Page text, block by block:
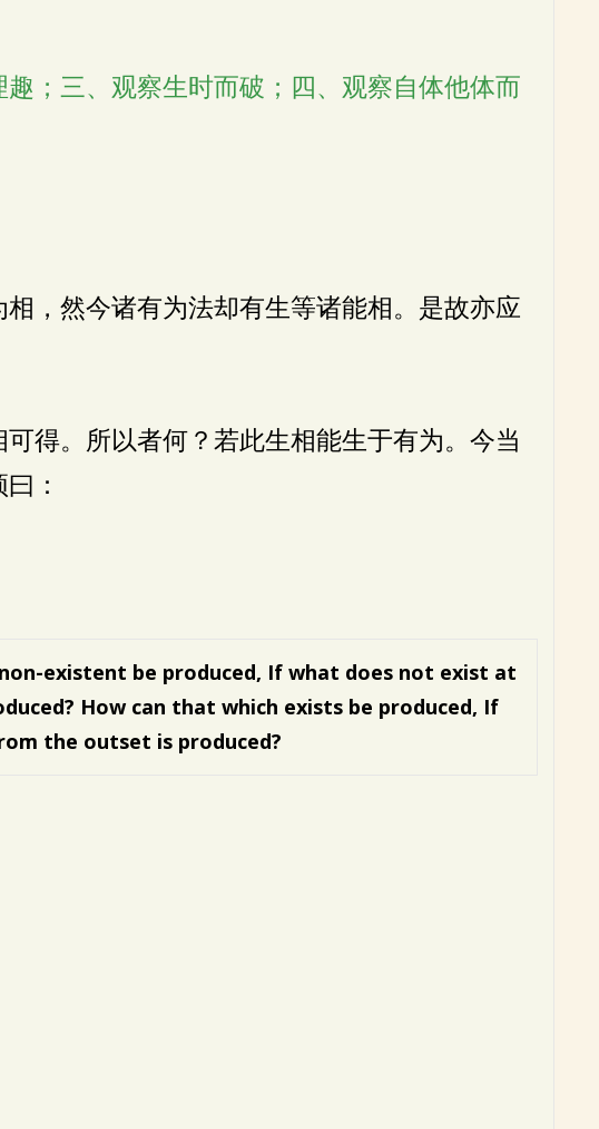
；三、观察生时而破；四、观察自体他体而
，然今诸有为法却有生等诸能相。是故亦应
得。所以者何？若此生相能生于有为。今当
：
existent be produced, If what does not exist at
How can that which exists be produced, If
the outset is produced?